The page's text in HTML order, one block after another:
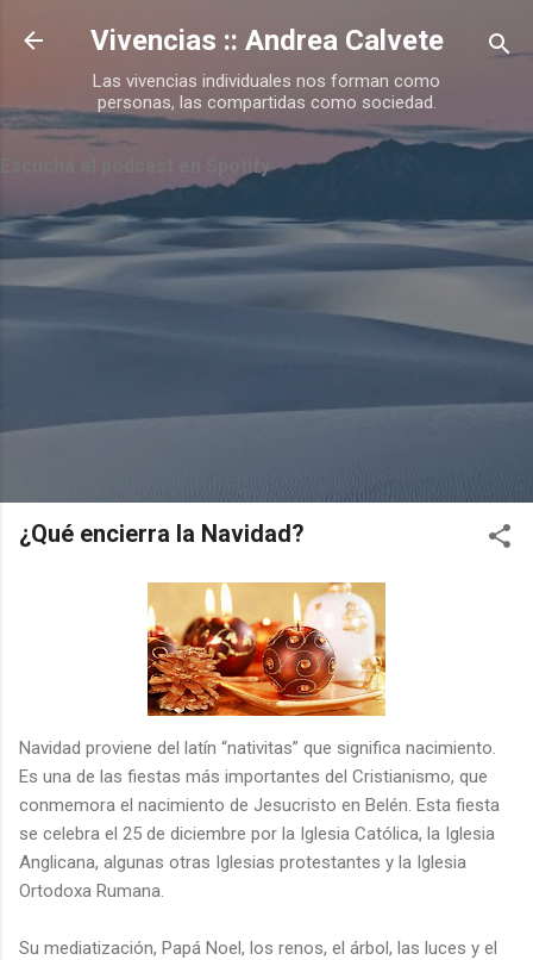
Ir al contenido principal
Vivencias :: Andrea Calvete
Las vivencias individuales nos forman como
personas, las compartidas como sociedad.
Escuchá el podcast en Spotify
¿Qué encierra la Navidad?
Navidad proviene del latín “nativitas” que significa nacimiento.
Es una de las fiestas más importantes del Cristianismo, que
conmemora el nacimiento de Jesucristo en Belén. Esta fiesta
se celebra el 25 de diciembre por la Iglesia Católica, la Iglesia
Anglicana, algunas otras Iglesias protestantes y la Iglesia
Ortodoxa Rumana.
Su mediatización, Papá Noel, los renos, el árbol, las luces y el